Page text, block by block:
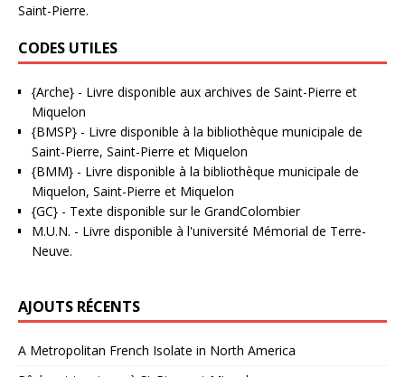
Saint-Pierre.
CODES UTILES
{Arche} - Livre disponible aux archives de Saint-Pierre et
Miquelon
{BMSP} - Livre disponible à la bibliothèque municipale de
Saint-Pierre, Saint-Pierre et Miquelon
{BMM} - Livre disponible à la bibliothèque municipale de
Miquelon, Saint-Pierre et Miquelon
{GC} - Texte disponible sur le GrandColombier
M.U.N. - Livre disponible à l'université Mémorial de Terre-
Neuve.
AJOUTS RÉCENTS
A Metropolitan French Isolate in North America